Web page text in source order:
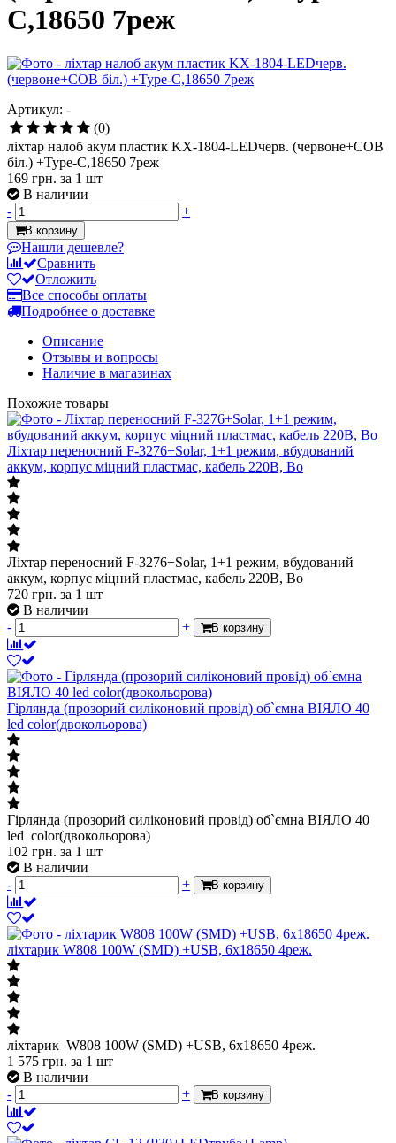
C,18650 7реж
Артикул: -
(0)
ліхтар налоб акум пластик KX-1804-LEDчерв. (червоне+СОВ
біл.) +Type-C,18650 7реж
169 грн. за 1 шт
В наличии
-
+
В корзину
Нашли дешевле?
Сравнить
Отложить
Все способы оплаты
Подробнее о доставке
Описание
Отзывы и вопросы
Наличие в магазинах
Похожие товары
Ліхтар переносний F-3276+Solar, 1+1 режим, вбудований
аккум, корпус міцний пластмас, кабель 220В, Bo
Ліхтар переносний F-3276+Solar, 1+1 режим, вбудований
аккум, корпус міцний пластмас, кабель 220В, Bo
720 грн. за 1 шт
В наличии
-
+ В корзину
Гірлянда (прозорий силіконовий провід) об`ємна ВІЯЛО 40
led color(двокольорова)
Гірлянда (прозорий силіконовий провід) об`ємна ВІЯЛО 40
led color(двокольорова)
102 грн. за 1 шт
В наличии
-
+ В корзину
ліхтарик W808 100W (SMD) +USB, 6x18650 4реж.
ліхтарик W808 100W (SMD) +USB, 6x18650 4реж.
1 575 грн. за 1 шт
В наличии
-
+ В корзину